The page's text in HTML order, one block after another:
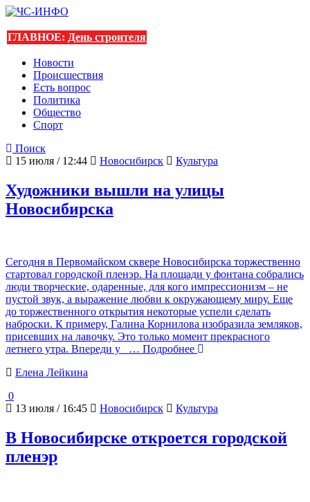
ГЛАВНОЕ: День строителя
Новости
Происшествия
Есть вопрос
Политика
Общество
Спорт
Поиск
15 июля / 12:44
Новосибирск Культура
Художники вышли на улицы
Новосибирска
Сегодня в Первомайском сквере Новосибирска торжественно
стартовал городской пленэр. На площади у фонтана собрались
люди творческие, одаренные, для кого импрессионизм – не
пустой звук, а выражение любви к окружающему миру. Еще
до торжественного открытия некоторые успели сделать
наброски. К примеру, Галина Корнилова изобразила земляков,
присевших на лавочку. Это только момент прекрасного
летнего утра. Впереди у
… Подробнее
Елена Лейкина
0
13 июля / 16:45
Новосибирск Культура
В Новосибирске откроется городской
пленэр